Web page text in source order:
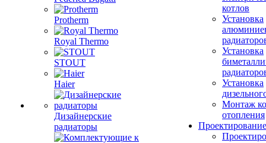
Protherm
Royal Thermo
STOUT
Haier
Дизайнерские
радиаторы
котлов
Установка
Установка
Установка
Монтаж
отопления
Проектирование